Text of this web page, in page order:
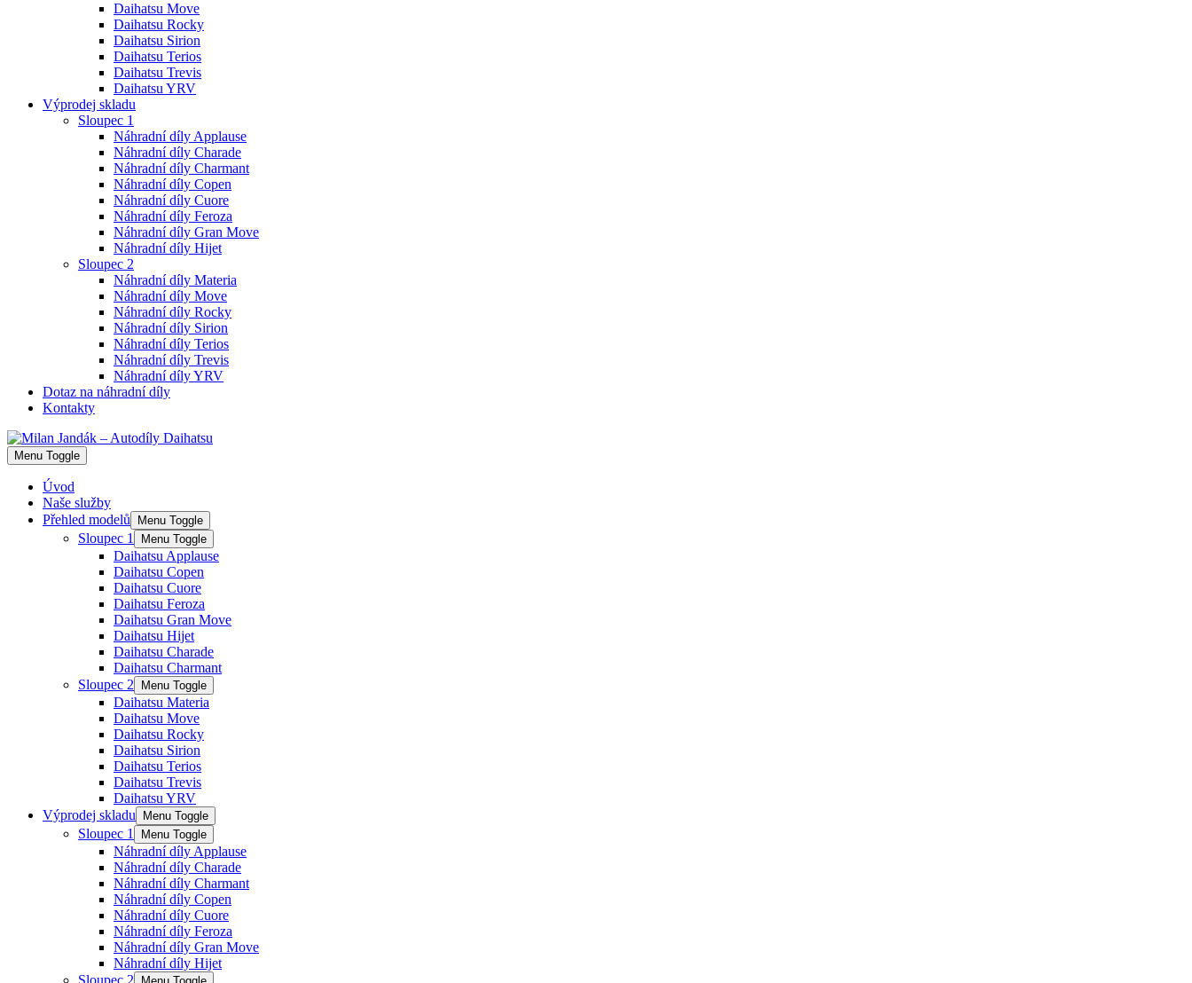
Daihatsu Move
Daihatsu Rocky
Daihatsu Sirion
Daihatsu Terios
Daihatsu Trevis
Daihatsu YRV
Výprodej skladu
Sloupec 1
Náhradní díly Applause
Náhradní díly Charade
Náhradní díly Charmant
Náhradní díly Copen
Náhradní díly Cuore
Náhradní díly Feroza
Náhradní díly Gran Move
Náhradní díly Hijet
Sloupec 2
Náhradní díly Materia
Náhradní díly Move
Náhradní díly Rocky
Náhradní díly Sirion
Náhradní díly Terios
Náhradní díly Trevis
Náhradní díly YRV
Dotaz na náhradní díly
Kontakty
Menu Toggle
Úvod
Naše služby
Přehled modelů
Menu Toggle
Sloupec 1 Menu Toggle
Daihatsu Applause
Daihatsu Copen
Daihatsu Cuore
Daihatsu Feroza
Daihatsu Gran Move
Daihatsu Hijet
Daihatsu Charade
Daihatsu Charmant
Sloupec 2
Menu Toggle
Daihatsu Materia
Daihatsu Move
Daihatsu Rocky
Daihatsu Sirion
Daihatsu Terios
Daihatsu Trevis
Daihatsu YRV
Výprodej skladu
Menu Toggle
Sloupec 1 Menu Toggle
Náhradní díly Applause
Náhradní díly Charade
Náhradní díly Charmant
Náhradní díly Copen
Náhradní díly Cuore
Náhradní díly Feroza
Náhradní díly Gran Move
Náhradní díly Hijet
Sloupec 2